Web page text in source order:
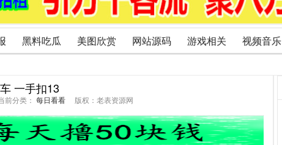
黑料吃瓜 美图欣赏 网站源码 游戏相关 视频音乐
一手扣13
分类： 每日看看版权：老表资源网